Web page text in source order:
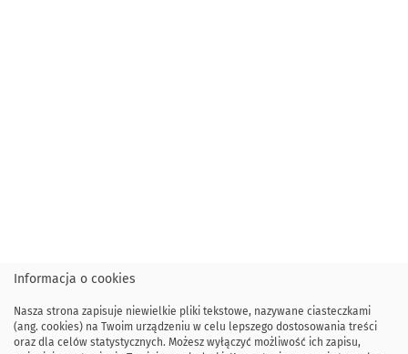
Informacja o cookies
Nasza strona zapisuje niewielkie pliki tekstowe, nazywane ciasteczkami
(ang. cookies) na Twoim urządzeniu w celu lepszego dostosowania treści
oraz dla celów statystycznych. Możesz wyłączyć możliwość ich zapisu,